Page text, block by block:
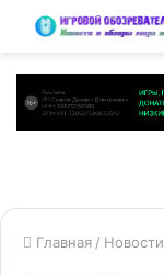
Главная / Новости